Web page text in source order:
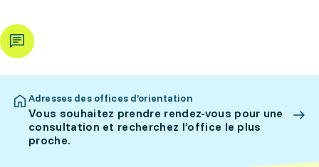
Adresses des offices d’orientation
Vous souhaitez prendre rendez-vous pour une
consultation et recherchez l’office le plus
proche.